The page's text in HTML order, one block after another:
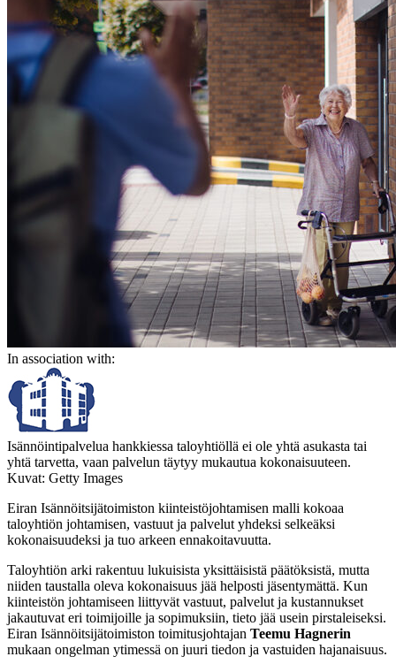
In association with:
Isännöintipalvelua hankkiessa taloyhtiöllä ei ole yhtä asukasta tai
yhtä tarvetta, vaan palvelun täytyy mukautua kokonaisuuteen.
Kuvat: Getty Images
Eiran Isännöitsijätoimiston kiinteistöjohtamisen malli kokoaa
taloyhtiön johtamisen, vastuut ja palvelut yhdeksi selkeäksi
kokonaisuudeksi ja tuo arkeen ennakoitavuutta.
Taloyhtiön arki rakentuu lukuisista yksittäisistä päätöksistä, mutta
niiden taustalla oleva kokonaisuus jää helposti jäsentymättä. Kun
kiinteistön johtamiseen liittyvät vastuut, palvelut ja kustannukset
jakautuvat eri toimijoille ja sopimuksiin, tieto jää usein pirstaleiseksi.
Eiran Isännöitsijätoimiston toimitusjohtajan Teemu Hagnerin
mukaan ongelman ytimessä on juuri tiedon ja vastuiden hajanaisuus.